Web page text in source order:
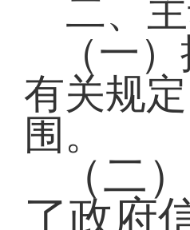
二、主
（一
有关规
围。
（二
了政府